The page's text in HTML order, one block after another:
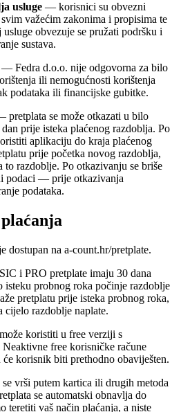
usluge — korisnici su obvezni
važećim zakonima i propisima te
obvezuje se pružati podršku i
sustava.
— Fedra d.o.o. nije odgovorna za bilo
ili nemogućnosti korištenja
podataka ili financijske gubitke.
pretplata se može otkazati u bilo
prije isteka plaćenog razdoblja. Po
aplikaciju do kraja plaćenog
prije početka novog razdoblja,
to razdoblje. Po otkazivanju se briše
podaci — prije otkazivanja
podataka.
dostupan na a-count.hr/pretplate.
i PRO pretplate imaju 30 dana
isteku probnog roka počinje razdoblje
pretplatu prije isteka probnog roka,
cijelo razdoblje naplate.
koristiti u free verziji s
free korisničke račune
korisnik biti prethodno obaviješten.
vrši putem kartica ili drugih metoda
se automatski obnavlja do
teretiti vaš način plaćanja, a niste